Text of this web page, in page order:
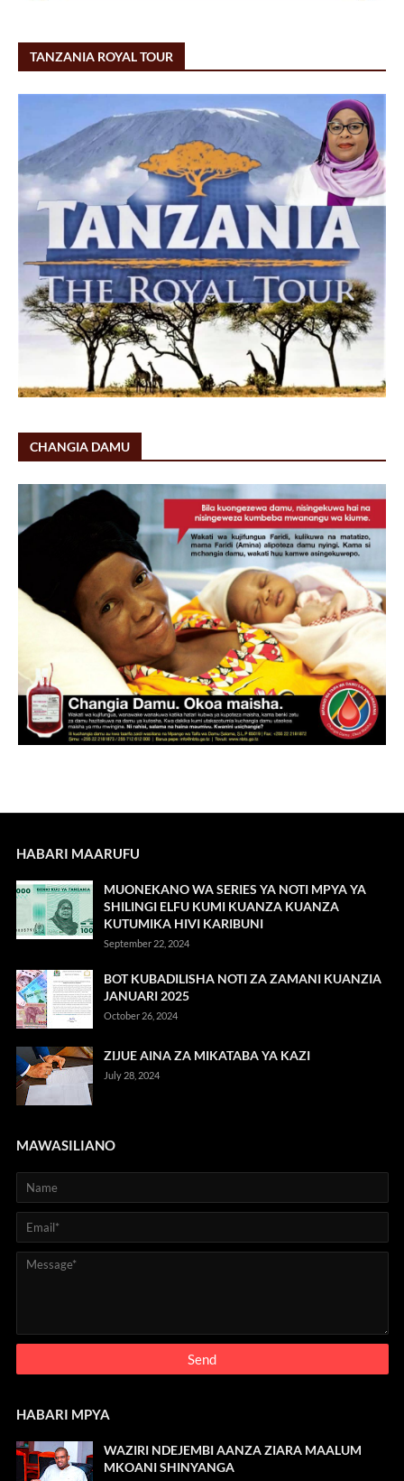
TANZANIA ROYAL TOUR
CHANGIA DAMU
HABARI MAARUFU
MUONEKANO WA SERIES YA NOTI MPYA YA
SHILINGI ELFU KUMI KUANZA KUANZA
KUTUMIKA HIVI KARIBUNI
September 22, 2024
BOT KUBADILISHA NOTI ZA ZAMANI KUANZIA
JANUARI 2025
October 26, 2024
ZIJUE AINA ZA MIKATABA YA KAZI
July 28, 2024
MAWASILIANO
HABARI MPYA
WAZIRI NDEJEMBI AANZA ZIARA MAALUM
MKOANI SHINYANGA